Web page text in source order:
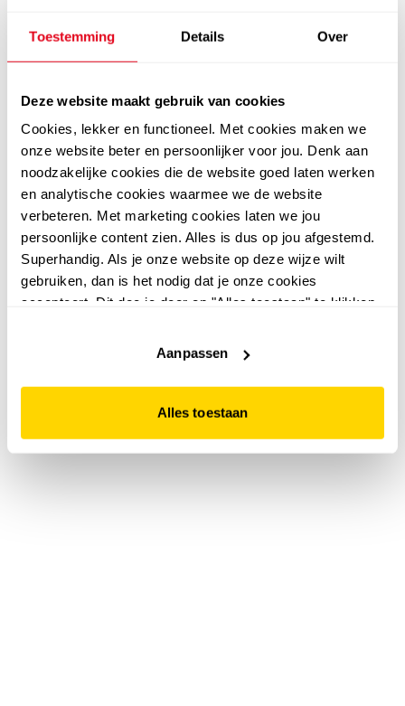
Toestemming Details Over
Deze website maakt gebruik van cookies
Cookies, lekker en functioneel. Met cookies maken we
onze website beter en persoonlijker voor jou. Denk aan
noodzakelijke cookies die de website goed laten werken
en analytische cookies waarmee we de website
verbeteren. Met marketing cookies laten we jou
persoonlijke content zien. Alles is dus op jou afgestemd.
Superhandig. Als je onze website op deze wijze wilt
gebruiken, dan is het nodig dat je onze cookies
accepteert. Dit doe je door op "Alles toestaan" te klikken.
website niet optimaal functioneert.
Aanpassen
Alles toestaan